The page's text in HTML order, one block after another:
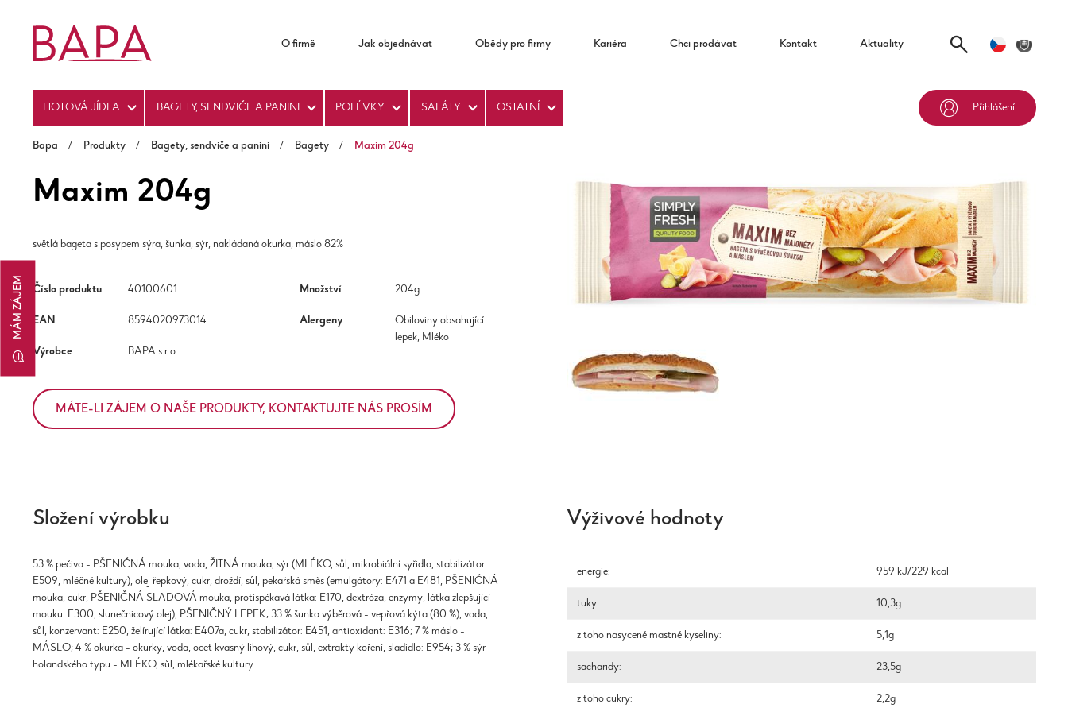
MÁM ZÁJEM
HOTOVÁ JÍDLA BAGETY, SENDVIČE A PANINI POLÉVKY SALÁTY OSTATNÍ
O firmě Jak objednávat Obědy pro firmy Kariéra Chci prodávat Kontakt Aktuality
Přihlášení
Bapa / Produkty / Bagety, sendviče a panini / Bagety / Maxim 204g
Maxim 204g
světlá bageta s posypem sýra, šunka, sýr, nakládaná okurka, máslo 82%
Číslo produktu 40100601
EAN 8594020973014
Výrobce BAPA s.r.o.
Množství 204g
Alergeny
Obiloviny obsahující
lepek, Mléko
MÁTE-LI ZÁJEM O NAŠE PRODUKTY, KONTAKTUJTE NÁS PROSÍM
Složení výrobku
53 % pečivo - PŠENIČNÁ mouka, voda, ŽITNÁ mouka, sýr (MLÉKO, sůl, mikrobiální syřidlo, stabilizátor:
E509, mléčné kultury), olej řepkový, cukr, droždí, sůl, pekařská směs (emulgátory: E471 a E481, PŠENIČNÁ
mouka, cukr, PŠENIČNÁ SLADOVÁ mouka, protispékavá látka: E170, dextróza, enzymy, látka zlepšující
mouku: E300, slunečnicový olej), PŠENIČNÝ LEPEK; 33 % šunka výběrová - vepřová kýta (80 %), voda,
sůl, konzervant: E250, želírující látka: E407a, cukr, stabilizátor: E451, antioxidant: E316; 7 % máslo -
MÁSLO; 4 % okurka - okurky, voda, ocet kvasný lihový, cukr, sůl, extrakty koření, sladidlo: E954; 3 % sýr
holandského typu - MLÉKO, sůl, mlékařské kultury.
Výživové hodnoty
energie: 959 kJ/229 kcal
tuky: 10,3g
z toho nasycené mastné kyseliny: 5,1g
sacharidy: 23,5g
z toho cukry: 2,2g